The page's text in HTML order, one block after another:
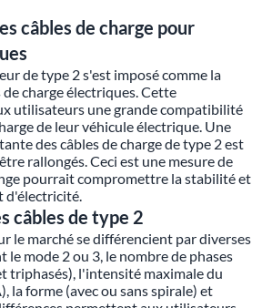
câbles de charge pour
de type 2 s'est imposé comme la
charge électriques. Cette
utilisateurs une grande compatibilité
de leur véhicule électrique. Une
des câbles de charge de type 2 est
rallongés. Ceci est une mesure de
pourrait compromettre la stabilité et
d'électricité.
câbles de type 2
le marché se différencient par diverses
le mode 2 ou 3, le nombre de phases
triphasés), l'intensité maximale du
la forme (avec ou sans spirale) et